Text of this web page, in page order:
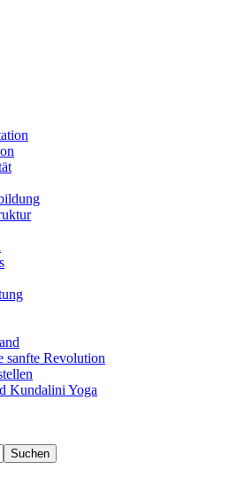
sanfte Revolution
Kundalini Yoga
Suchen